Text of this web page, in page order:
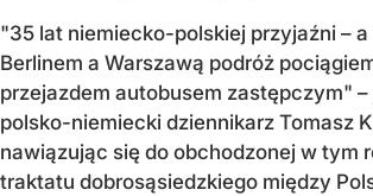
"35 lat niemiecko-polskiej przyjaźni –
Berlinem a Warszawą podróż
przejazdem autobusem zastępczym" –
polsko-niemiecki dziennikarz Tomasz
nawiązując się do obchodzonej w tym
traktatu dobrosąsiedzkiego między